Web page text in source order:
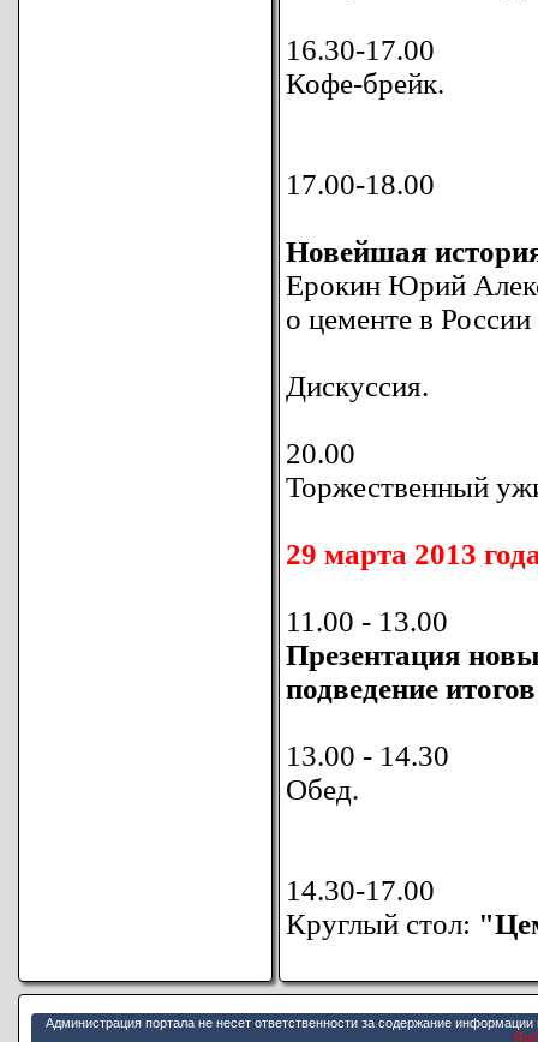
16.30-17.00
Кофе-брейк.
17.00-18.00
Новейшая
Ерокин Юрий
о цементе в
Дискуссия.
20.00
Торжественный
29 марта 2013
11.00 - 13.00
Презентация
подведение
13.00 - 14.30
Обед.
14.30-17.00
Круглый стол:
Администрация портала не несет ответственности за содержание